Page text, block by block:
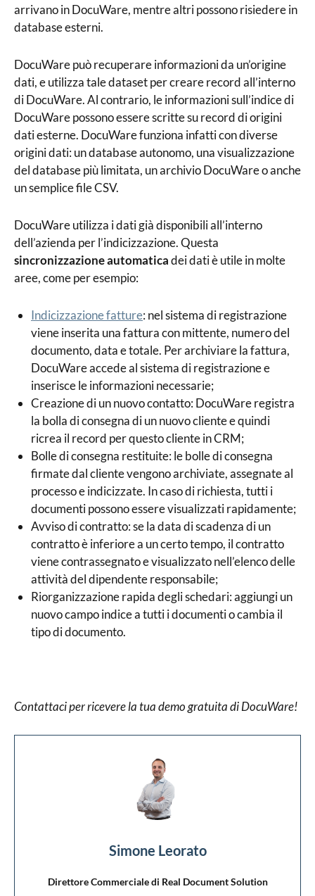
arrivano in DocuWare, mentre altri possono risiedere in
database esterni.
DocuWare può recuperare informazioni da un’origine
dati, e utilizza tale dataset per creare record all’interno
di DocuWare. Al contrario, le informazioni sull’indice di
DocuWare possono essere scritte su record di origini
dati esterne. DocuWare funziona infatti con diverse
origini dati: un database autonomo, una visualizzazione
del database più limitata, un archivio DocuWare o anche
un semplice file CSV.
DocuWare utilizza i dati già disponibili all’interno
dell’azienda per l’indicizzazione. Questa
sincronizzazione automaticadei dati è utile in molte
aree, come per esempio:
Indicizzazione fatture: nel sistema di registrazione
viene inserita una fattura con mittente, numero del
documento, data e totale. Per archiviare la fattura,
DocuWare accede al sistema di registrazione e
inserisce le informazioni necessarie;
Creazione di un nuovo contatto: DocuWare registra
la bolla di consegna di un nuovo cliente e quindi
ricrea il record per questo cliente in CRM;
Bolle di consegna restituite: le bolle di consegna
firmate dal cliente vengono archiviate, assegnate al
processo e indicizzate. In caso di richiesta, tutti i
documenti possono essere visualizzati rapidamente;
Avviso di contratto: se la data di scadenza di un
contratto è inferiore a un certo tempo, il contratto
viene contrassegnato e visualizzato nell’elenco delle
attività del dipendente responsabile;
Riorganizzazione rapida degli schedari: aggiungi un
nuovo campo indice a tutti i documenti o cambia il
tipo di documento.
Contattaci per ricevere la tua demo gratuita di DocuWare!
Simone Leorato
Direttore Commerciale di Real Document Solution